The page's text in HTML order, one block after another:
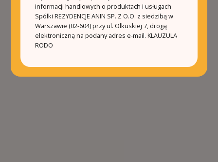
informacji handlowych o produktach i usługach
Spółki REZYDENCJE ANIN SP. Z O.O. z siedzibą w
Warszawie (02-604) przy ul. Olkuskiej 7, drogą
elektroniczną na podany adres e-mail.KLAUZULA
RODO